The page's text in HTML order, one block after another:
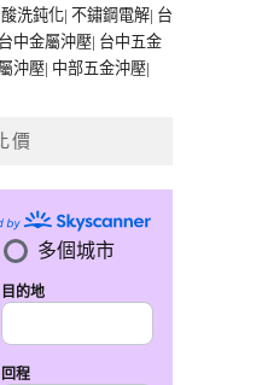
酸洗鈍化| 不鏽鋼電解| 台
台中金屬沖壓| 台中五金
沖壓| 中部五金沖壓|
價